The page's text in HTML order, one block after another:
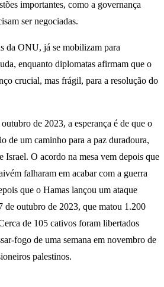
importantes, como a governança
ser negociadas.
da ONU, já se mobilizam para
enquanto diplomatas afirmam que o
crucial, mas frágil, para a resolução do
de 2023, a esperança é de que o
de um caminho para a paz duradoura,
Israel. O acordo na mesa vem depois que
falharam em acabar com a guerra
que o Hamas lançou um ataque
de outubro de 2023, que matou 1.200
de 105 cativos foram libertados
fogo de uma semana em novembro de
palestinos.